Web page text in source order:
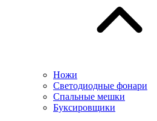
Ножи
Светодиодные фонари
Спальные мешки
Буксировщики